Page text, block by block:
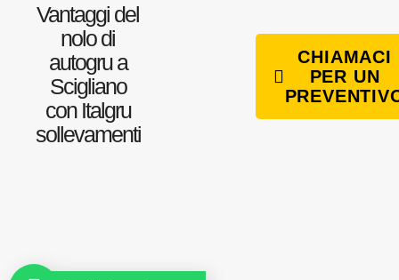
Vantaggi del
nolo di
autogru a
Scigliano
con Italgru
sollevamenti
CHIAMACI
PER UN